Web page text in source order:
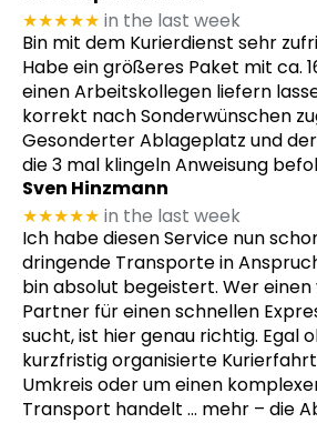
★★★★★ in the last week
Bin mit dem Kurierdienst sehr
Habe ein größeres Paket mit ca.
einen Arbeitskollegen liefern
korrekt nach Sonderwünschen
Gesonderter Ablageplatz und
die 3 mal klingeln Anweisung
Sven Hinzmann
★★★★★ in the last week
Ich habe diesen Service nun
dringende Transporte in
bin absolut begeistert. Wer
Partner für einen schnellen
sucht, ist hier genau richtig. Egal
kurzfristig organisierte
Umkreis oder um einen
Transport handelt … mehr – die